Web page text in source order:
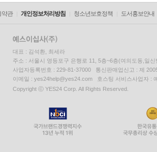
약관 개인정보처리방침 청소년보호정책 도서홍보안내
대표 : 김석환, 최세라
주소 : 서울시 영등포구 은행로 11, 5층~6층(여의도동,일신
사업자등록번호 : 229-81-37000 통신판매업신고 : 제
이메일 : yes24help@yes24.com 호스팅 서비스사업자 :
Copyright ⓒ YES24 Corp. All Rights Reserved.